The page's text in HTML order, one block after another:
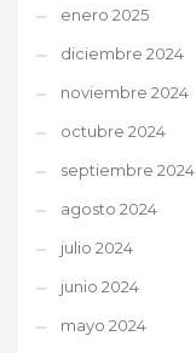
enero 2025
diciembre 2024
noviembre 2024
octubre 2024
septiembre 2024
agosto 2024
julio 2024
junio 2024
mayo 2024